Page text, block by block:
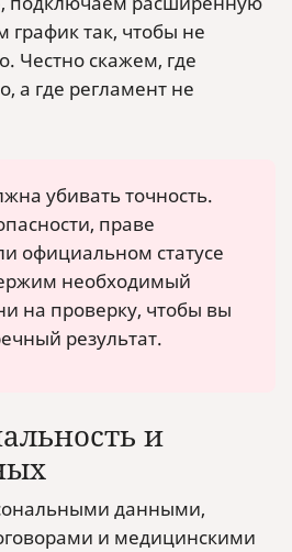
график так, чтобы не
Честно скажем, где
а где регламент не
убивать точность.
праве
официальном статусе
необходимый
на проверку, чтобы вы
результат.
и
данными,
и медицинскими